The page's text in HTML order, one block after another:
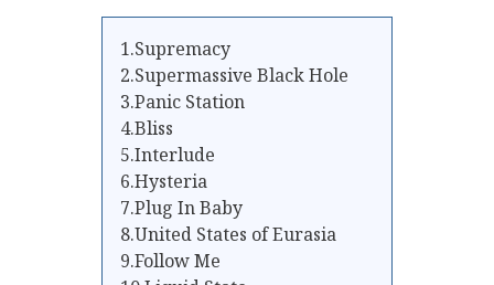
1.Supremacy
2.Supermassive Black Hole
3.Panic Station
4.Bliss
5.Interlude
6.Hysteria
7.Plug In Baby
8.United States of Eurasia
9.Follow Me